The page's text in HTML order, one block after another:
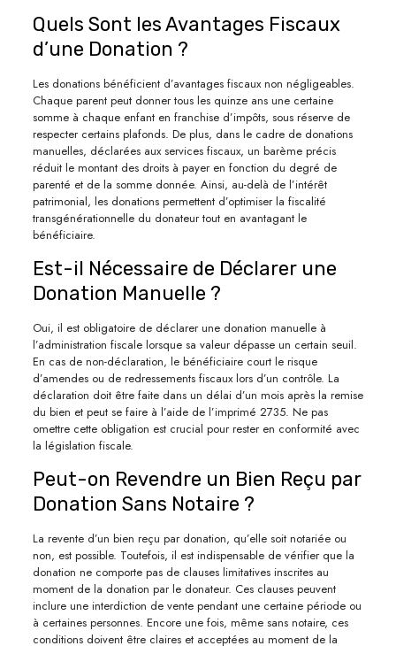
Quels Sont les Avantages Fiscaux
d’une Donation ?
Les donations bénéficient d’avantages fiscaux non négligeables.
Chaque parent peut donner tous les quinze ans une certaine
somme à chaque enfant en franchise d’impôts, sous réserve de
respecter certains plafonds. De plus, dans le cadre de donations
manuelles, déclarées aux services fiscaux, un barème précis
réduit le montant des droits à payer en fonction du degré de
parenté et de la somme donnée. Ainsi, au-delà de l’intérêt
patrimonial, les donations permettent d’optimiser la fiscalité
transgénérationnelle du donateur tout en avantagant le
bénéficiaire.
Est-il Nécessaire de Déclarer une
Donation Manuelle ?
Oui, il est obligatoire de déclarer une donation manuelle à
l’administration fiscale lorsque sa valeur dépasse un certain seuil.
En cas de non-déclaration, le bénéficiaire court le risque
d’amendes ou de redressements fiscaux lors d’un contrôle. La
déclaration doit être faite dans un délai d’un mois après la remise
du bien et peut se faire à l’aide de l’imprimé 2735. Ne pas
omettre cette obligation est crucial pour rester en conformité avec
la législation fiscale.
Peut-on Revendre un Bien Reçu par
Donation Sans Notaire ?
La revente d’un bien reçu par donation, qu’elle soit notariée ou
non, est possible. Toutefois, il est indispensable de vérifier que la
donation ne comporte pas de clauses limitatives inscrites au
moment de la donation par le donateur. Ces clauses peuvent
inclure une interdiction de vente pendant une certaine période ou
à certaines personnes. Encore une fois, même sans notaire, ces
conditions doivent être claires et acceptées au moment de la